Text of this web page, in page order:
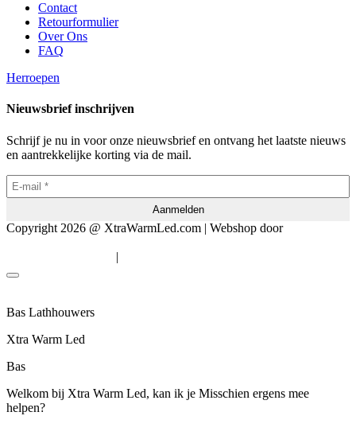
Contact
Retourformulier
Over Ons
FAQ
Herroepen
Nieuwsbrief inschrijven
Schrijf je nu in voor onze nieuwsbrief en ontvang het laatste nieuws
en aantrekkelijke korting via de mail.
Copyright 2026 @ XtraWarmLed.com | Webshop door
|
Bas Lathhouwers
Xtra Warm Led
Bas
Welkom bij Xtra Warm Led, kan ik je Misschien ergens mee
helpen?